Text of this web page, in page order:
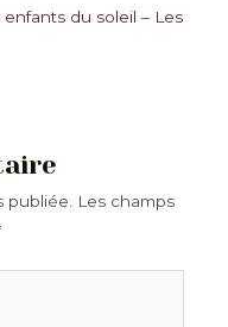
du soleil – Les
publiée.
Les champs